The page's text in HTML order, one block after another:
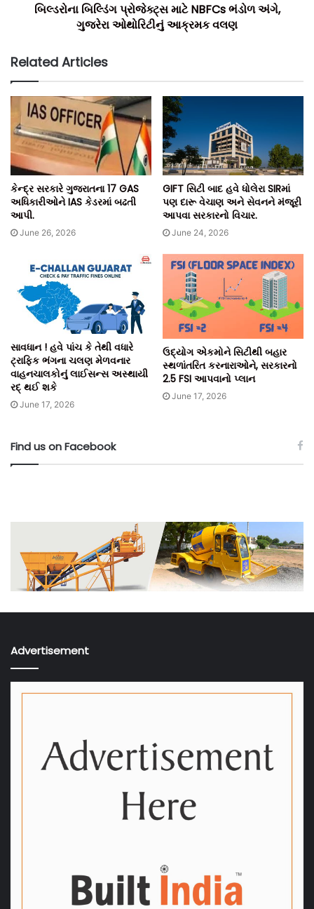
બિલ્ડરોના બિલ્ડિંગ પ્રોજેક્ટ્સ માટે NBFCs ભંડોળ અંગે,
ગુજરેરા ઓથોરિટીનું આક્રમક વલણ
Related Articles
કેન્દ્ર સરકારે ગુજરાતના 17 GAS
અધિકારીઓને IAS કેડરમાં બઢતી
આપી.
June 26, 2026
GIFT સિટી બાદ હવે ધોલેરા SIRમાં
પણ દારૂ વેચાણ અને સેવનને મંજૂરી
આપવા સરકારનો વિચાર.
June 24, 2026
સાવધાન ! હવે પાંચ કે તેથી વધારે
ટ્રાફિક ભંગના ચલણ મેળવનાર
વાહનચાલકોનું લાઈસન્સ અસ્થાયી
રદ્ થઈ શકે
June 17, 2026
ઉદ્યોગ એકમોને સિટીથી બહાર
સ્થળાંતરિત કરનારાઓને, સરકારનો
2.5 FSI આપવાનો પ્લાન
June 17, 2026
Find us on Facebook
Advertisement